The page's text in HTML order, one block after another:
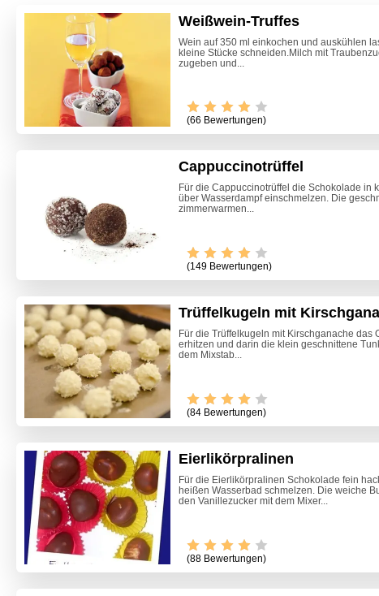
Weißwein-Truffes
Wein auf 350 ml einkochen und auskühlen
kleine Stücke schneiden.Milch mit
zugeben und...
(66 Bewertungen)
Cappuccinotrüffel
Für die Cappuccinotrüffel die Schokolade in
über Wasserdampf einschmelzen. Die
zimmerwarmen...
(149 Bewertungen)
Trüffelkugeln mit
Für die Trüffelkugeln mit Kirschganache das
erhitzen und darin die klein geschnittene
dem Mixstab...
(84 Bewertungen)
Eierlikörpralinen
Für die Eierlikörpralinen Schokolade fein
heißen Wasserbad schmelzen. Die weiche
den Vanillezucker mit dem Mixer...
(88 Bewertungen)